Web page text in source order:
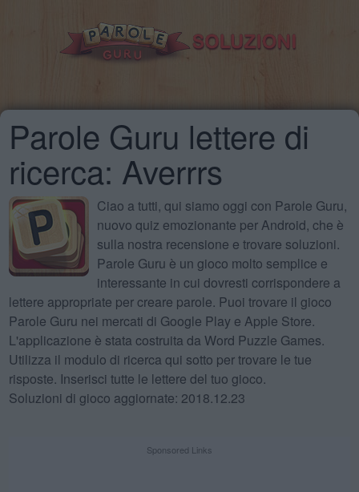
Parole Guru lettere di
ricerca: Averrrs
Ciao a tutti, qui siamo oggi con Parole Guru,
nuovo quiz emozionante per Android, che è
sulla nostra recensione e trovare soluzioni.
Parole Guru è un gioco molto semplice e
interessante in cui dovresti corrispondere a
lettere appropriate per creare parole. Puoi trovare il gioco
Parole Guru nei mercati di Google Play e Apple Store.
L'applicazione è stata costruita da Word Puzzle Games.
Utilizza il modulo di ricerca qui sotto per trovare le tue
risposte. Inserisci tutte le lettere del tuo gioco.
Soluzioni di gioco aggiornate: 2018.12.23
Sponsored Links